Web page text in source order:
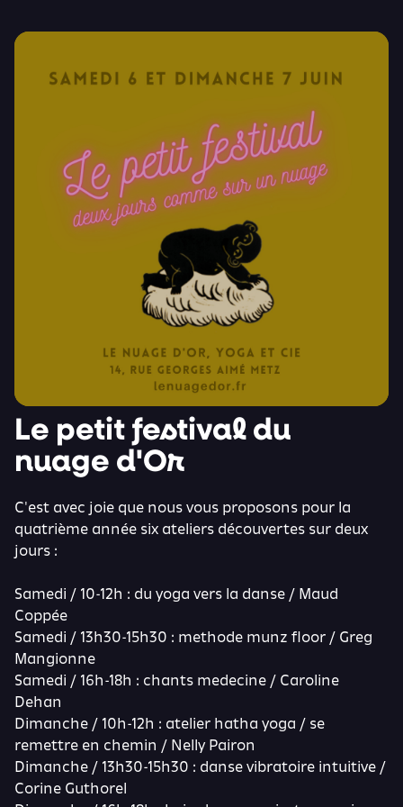
Le petit festival du
nuage d'Or
C'est avec joie que nous vous proposons pour la
quatrième année six ateliers découvertes sur deux
jours :
Samedi / 10-12h : du yoga vers la danse / Maud
Coppée
Samedi / 13h30-15h30 : methode munz floor / Greg
Mangionne
Samedi / 16h-18h : chants medecine / Caroline
Dehan
Dimanche / 10h-12h : atelier hatha yoga / se
remettre en chemin / Nelly Pairon
Dimanche / 13h30-15h30 : danse vibratoire intuitive /
Corine Guthorel